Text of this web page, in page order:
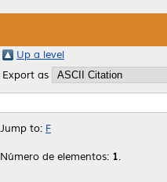
Up a level
Export as
Jump to: F
Número de elementos: 1.